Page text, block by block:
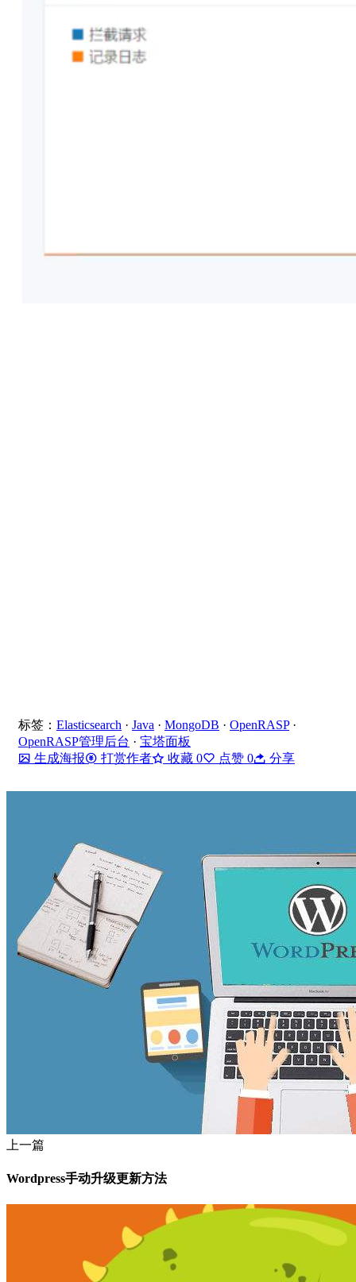
标签： Elasticsearch · Java · MongoDB · OpenRASP·
OpenRASP管理后台 · 宝塔面板
生成海报
打赏作者 收藏 0 点赞 0 分享
上一篇
Wordpress手动升级更新方法